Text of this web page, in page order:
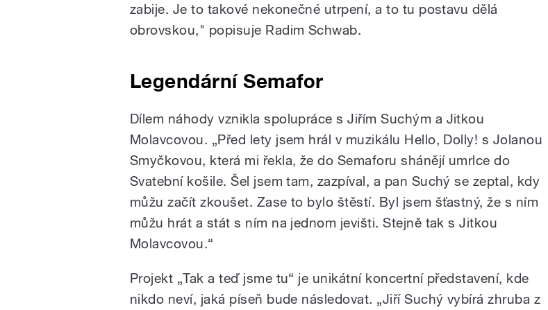
zabije. Je to takové nekonečné utrpení, a to tu postavu dělá
obrovskou," popisuje Radim Schwab.
Legendární Semafor
Dílem náhody vznikla spolupráce s Jiřím Suchým a Jitkou
Molavcovou. „Před lety jsem hrál v muzikálu Hello, Dolly! s Jolanou
Smyčkovou, která mi řekla, že do Semaforu shánějí umrlce do
Svatební košile. Šel jsem tam, zazpíval, a pan Suchý se zeptal, kdy
můžu začít zkoušet. Zase to bylo štěstí. Byl jsem šťastný, že s ním
můžu hrát a stát s ním na jednom jevišti. Stejně tak s Jitkou
Molavcovou.“
Projekt „Tak a teď jsme tu“ je unikátní koncertní představení, kde
nikdo neví, jaká píseň bude následovat. „Jiří Suchý vybírá zhruba z